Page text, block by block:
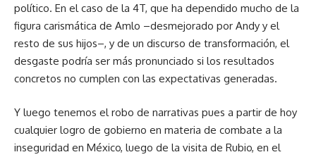
político. En el caso de la 4T, que ha dependido mucho de la
figura carismática de Amlo –desmejorado por Andy y el
resto de sus hijos–, y de un discurso de transformación, el
desgaste podría ser más pronunciado si los resultados
concretos no cumplen con las expectativas generadas.
Y luego tenemos el robo de narrativas pues a partir de hoy
cualquier logro de gobierno en materia de combate a la
inseguridad en México, luego de la visita de Rubio, en el